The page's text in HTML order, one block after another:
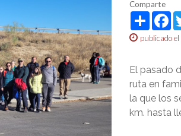
Comparte
Share
publicado
El pasado
ruta en
la que los
km. hasta